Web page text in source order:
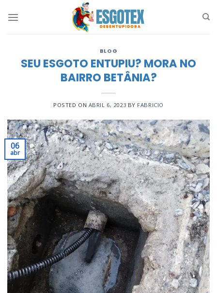
BLOG
SEU ESGOTO ENTUPIU? MORA NO
BAIRRO BETÂNIA?
POSTED ON ABRIL 6, 2023 BY FABRICIO
06
abr